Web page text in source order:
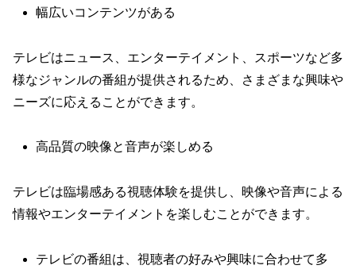
幅広いコンテンツがある
テレビはニュース、エンターテイメント、スポーツなど多
様なジャンルの番組が提供されるため、さまざまな興味や
ニーズに応えることができます。
高品質の映像と音声が楽しめる
テレビは臨場感ある視聴体験を提供し、映像や音声による
情報やエンターテイメントを楽しむことができます。
テレビの番組は、視聴者の好みや興味に合わせて多